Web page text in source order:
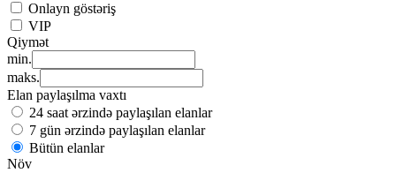
Onlayn göstəriş
VIP
Qiymət
min.
maks.
Elan paylaşılma vaxtı
24 saat ərzində paylaşılan elanlar
7 gün ərzində paylaşılan elanlar
Bütün elanlar
Növ